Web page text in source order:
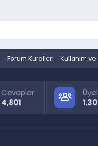
Forum Kuralları Kullanım
Cevaplar
4,801